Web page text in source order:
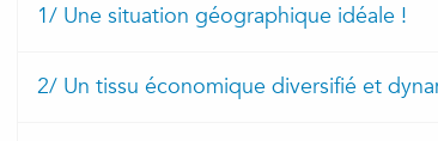
1/ Une situation géographique idéale !
2/ Un tissu économique diversifié et